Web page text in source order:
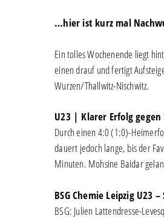
…hier ist kurz mal
Ein tolles Wochenende liegt
einen drauf und fertigt
Wurzen/Thallwitz-Nischwitz.
U23 | Klarer Erfolg gegen
Durch einen 4:0 (1:0)-
dauert jedoch lange, bis der
Minuten. Mohsine Baidar
BSG Chemie Leipzig U23
BSG: Julien Lattendresse-